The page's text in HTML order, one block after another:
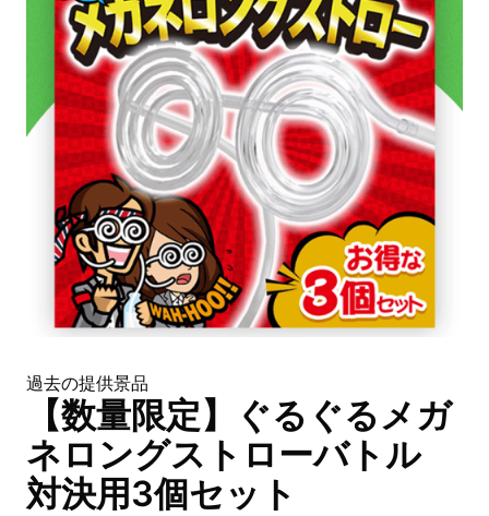
過去の提供景品
【数量限定】ぐるぐるメガ
ネロングストローバトル
対決用3個セット